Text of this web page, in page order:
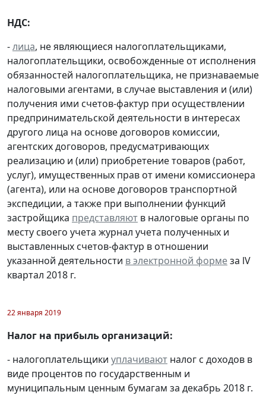
НДС:
-лица, не являющиеся налогоплательщиками,
налогоплательщики, освобожденные от исполнения
обязанностей налогоплательщика, не признаваемые
налоговыми агентами, в случае выставления и (или)
получения ими счетов-фактур при осуществлении
предпринимательской деятельности в интересах
другого лица на основе договоров комиссии,
агентских договоров, предусматривающих
реализацию и (или) приобретение товаров (работ,
услуг), имущественных прав от имени комиссионера
(агента), или на основе договоров транспортной
экспедиции, а также при выполнении функций
застройщика представляют в налоговые органы по
месту своего учета журнал учета полученных и
выставленных счетов-фактур в отношении
указанной деятельности в электронной формеза lV
квартал 2018 г.
22 января 2019
Налог на прибыль организаций:
- налогоплательщики уплачивают налог с доходов в
виде процентов по государственным и
муниципальным ценным бумагам за декабрь 2018 г.